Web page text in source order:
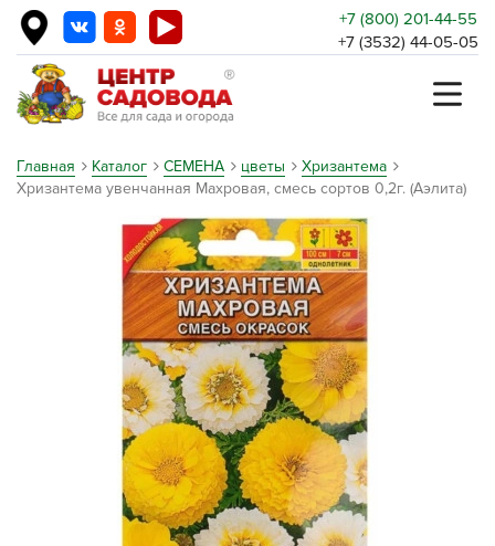
+7 (800) 201-44-55
+7 (3532) 44-05-05
Главная Каталог СЕМЕНА цветы
Хризантема
Хризантема увенчанная Махровая, смесь сортов 0,2г. (Аэлита)